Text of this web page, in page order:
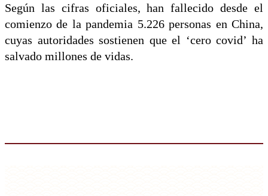
Según las cifras oficiales, han fallecido desde el
comienzo de la pandemia 5.226 personas en China,
cuyas autoridades sostienen que el ‘cero covid’ ha
salvado millones de vidas.